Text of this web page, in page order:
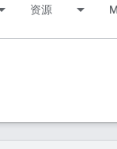
资源